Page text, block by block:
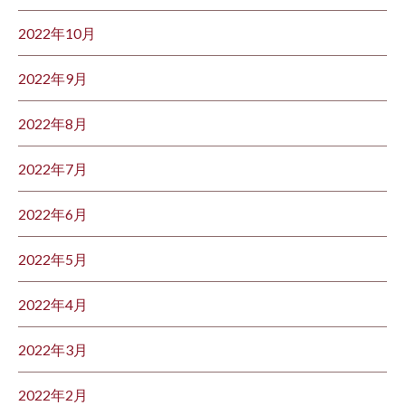
2022年10月
2022年9月
2022年8月
2022年7月
2022年6月
2022年5月
2022年4月
2022年3月
2022年2月